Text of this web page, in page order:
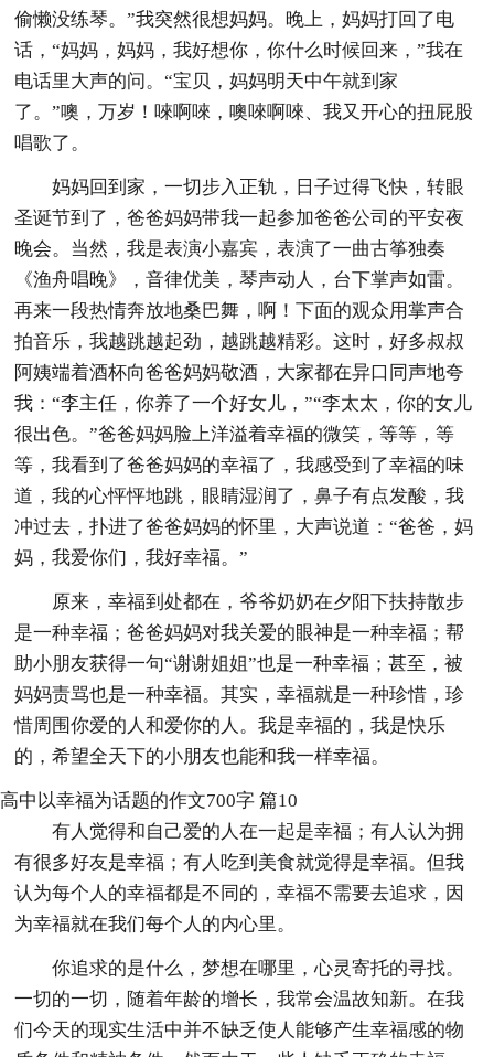
偷懒没练琴。”我突然很想妈妈。晚上，妈妈打回了电
话，“妈妈，妈妈，我好想你，你什么时候回来，”我在
电话里大声的问。“宝贝，妈妈明天中午就到家
了。”噢，万岁！唻啊唻，噢唻啊唻、我又开心的扭屁股
唱歌了。
妈妈回到家，一切步入正轨，日子过得飞快，转眼
圣诞节到了，爸爸妈妈带我一起参加爸爸公司的平安夜
晚会。当然，我是表演小嘉宾，表演了一曲古筝独奏
《渔舟唱晚》，音律优美，琴声动人，台下掌声如雷。
再来一段热情奔放地桑巴舞，啊！下面的观众用掌声合
拍音乐，我越跳越起劲，越跳越精彩。这时，好多叔叔
阿姨端着酒杯向爸爸妈妈敬酒，大家都在异口同声地夸
我：“李主任，你养了一个好女儿，”“李太太，你的女儿
很出色。”爸爸妈妈脸上洋溢着幸福的微笑，等等，等
等，我看到了爸爸妈妈的幸福了，我感受到了幸福的味
道，我的心怦怦地跳，眼睛湿润了，鼻子有点发酸，我
冲过去，扑进了爸爸妈妈的怀里，大声说道：“爸爸，妈
妈，我爱你们，我好幸福。”
原来，幸福到处都在，爷爷奶奶在夕阳下扶持散步
是一种幸福；爸爸妈妈对我关爱的眼神是一种幸福；帮
助小朋友获得一句“谢谢姐姐”也是一种幸福；甚至，被
妈妈责骂也是一种幸福。其实，幸福就是一种珍惜，珍
惜周围你爱的人和爱你的人。我是幸福的，我是快乐
的，希望全天下的小朋友也能和我一样幸福。
高中以幸福为话题的作文700字 篇10
有人觉得和自己爱的人在一起是幸福；有人认为拥
有很多好友是幸福；有人吃到美食就觉得是幸福。但我
认为每个人的幸福都是不同的，幸福不需要去追求，因
为幸福就在我们每个人的内心里。
你追求的是什么，梦想在哪里，心灵寄托的寻找。
一切的一切，随着年龄的增长，我常会温故知新。在我
们今天的现实生活中并不缺乏使人能够产生幸福感的物